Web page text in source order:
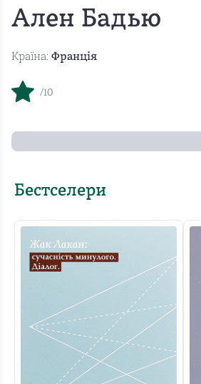
Ален Бадью
Країна: Франція
/10
Бестселери